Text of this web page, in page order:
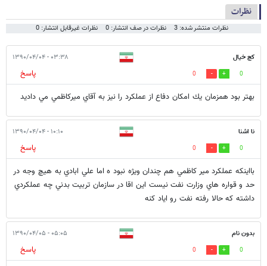
نظرات
نظرات منتشر شده: 3 نظرات در صف انتشار: 0 نظرات غیرقابل انتشار: 0
كج خيال ۰۳:۳۸ - ۱۳۹۰/۰۴/۰۴
0
0
پاسخ
بهتر بود همزمان يك امكان دفاع از عملكرد را نيز به آقاي ميركاظمي مي داديد
نا اشنا ۱۰:۱۰ - ۱۳۹۰/۰۴/۰۴
0
0
پاسخ
بااينكه عملكرد مير كاظمي هم چندان ويژه نبود ه اما علي ابادي به هيچ وجه در
حد و قواره هاي وزارت نفت نيست اين اقا در سازمان تربيت بدني چه عملكردي
داشته كه حالا رفته نفت رو اياد كنه
بدون نام ۰۵:۰۵ - ۱۳۹۰/۰۴/۰۵
0
0
پاسخ